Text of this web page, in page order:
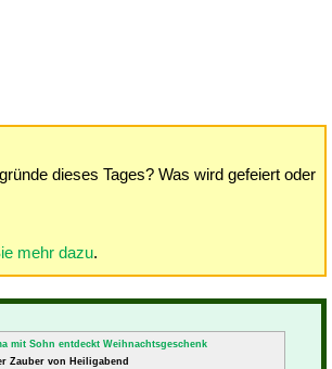
dieses Tages? Was wird gefeiert oder
mehr dazu.
Zauber von Heiligabend